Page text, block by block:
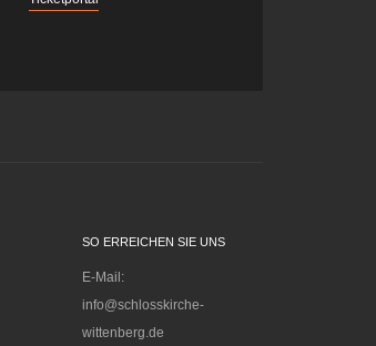
SO ERREICHEN SIE UNS
E-Mail:
info@schlosskirche-
wittenberg.de